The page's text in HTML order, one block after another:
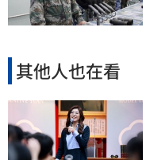
其他人也在看